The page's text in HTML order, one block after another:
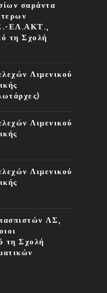
σαράντα
ΕΛ.ΑΚΤ.,
τη Σχολή
Λιμενικού
Λιμενικού
Λιμενικού
ΛΣ,
τη Σχολή